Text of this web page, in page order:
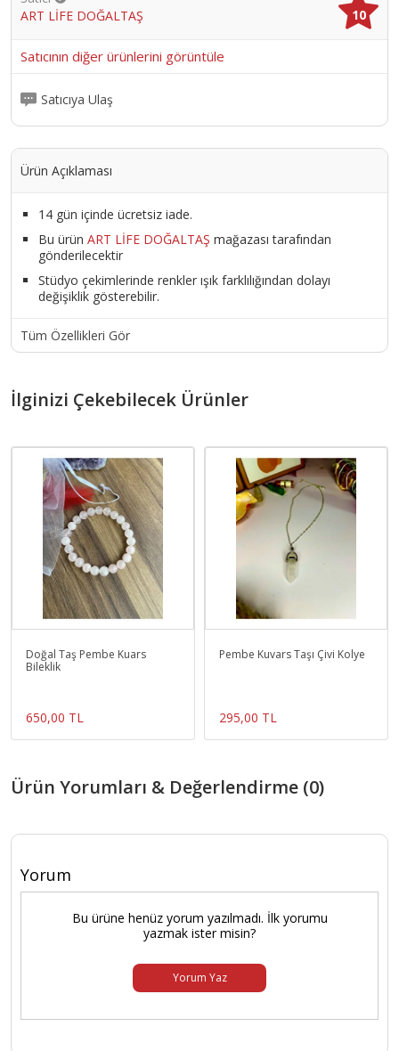
ART LİFE DOĞALTAŞ
10
Satıcının diğer ürünlerini görüntüle
Satıcıya Ulaş
Ürün Açıklaması
14 gün içinde ücretsiz iade.
Bu ürün ART LİFE DOĞALTAŞ mağazası tarafından
gönderilecektir
Stüdyo çekimlerinde renkler ışık farklılığından dolayı
değişiklik gösterebilir.
Tüm Özellikleri Gör
İlginizi Çekebilecek Ürünler
Doğal Taş Pembe Kuars
Bileklik
650,00 TL
Pembe Kuvars Taşı Çivi Kolye
295,00 TL
Ürün Yorumları & Değerlendirme (0)
Yorum
Bu ürüne henüz yorum yazılmadı. İlk yorumu
yazmak ister misin?
Yorum Yaz